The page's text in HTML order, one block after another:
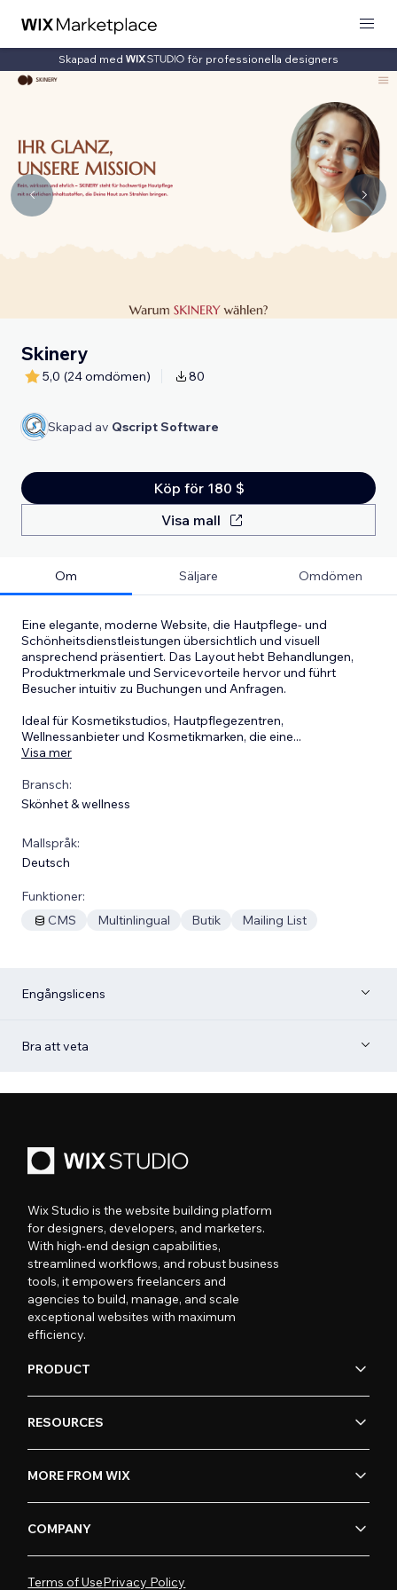
Skapad med för professionella designers
Skinery
5,0 (24 omdömen) 80
Skapad av Qscript Software
Köp för 180 $
Visa mall
Om Säljare Omdömen
Eine elegante, moderne Website, die Hautpflege- und
Schönheitsdienstleistungen übersichtlich und visuell
ansprechend präsentiert. Das Layout hebt Behandlungen,
Produktmerkmale und Servicevorteile hervor und führt
Besucher intuitiv zu Buchungen und Anfragen.
Ideal für Kosmetikstudios, Hautpflegezentren,
Wellnessanbieter und Kosmetikmarken, die eine...
Visa mer
Bransch:
Skönhet & wellness
Mallspråk:
Deutsch
Funktioner:
CMS
Multinlingual Butik Mailing List
Engångslicens
Bra att veta
Wix Studio is the website building platform
for designers, developers, and marketers.
With high-end design capabilities,
streamlined workflows, and robust business
tools, it empowers freelancers and
agencies to build, manage, and scale
exceptional websites with maximum
efficiency.
PRODUCT
RESOURCES
MORE FROM WIX
COMPANY
Terms of UsePrivacy Policy